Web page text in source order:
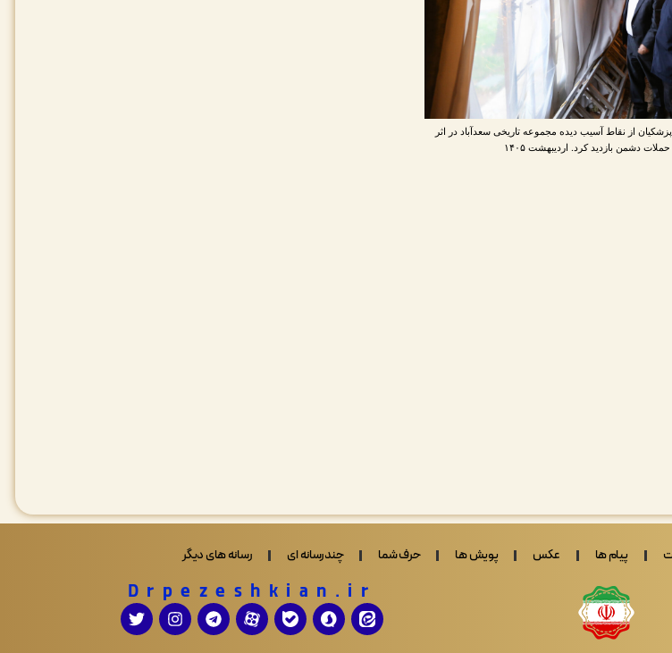
از نقاط آسیب دیده مجموعه تاریخی سعدآباد در اثر
حملات دشمن بازدید کرد. اردیبهشت ۱۴۰۵
پیام ها عکس پویش ها حرف شما چندرسانه ای رسانه های دیگر
Drpezeshkian.ir